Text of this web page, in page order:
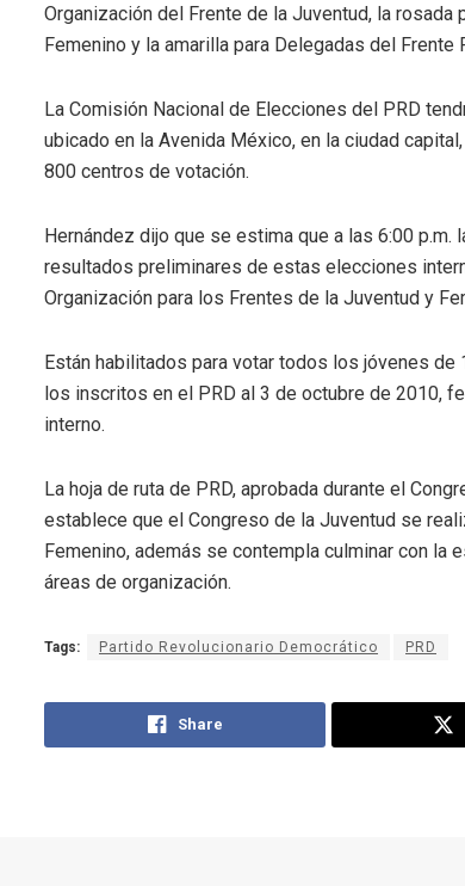
Organización del Frente de la Juventud, la
Femenino y la amarilla para Delegadas del Frente
La Comisión Nacional de Elecciones del PRD
ubicado en la Avenida México, en la ciudad
800 centros de votación.
Hernández dijo que se estima que a las 6:00
resultados preliminares de estas elecciones
Organización para los Frentes de la Juventud y
Están habilitados para votar todos los jóvenes
los inscritos en el PRD al 3 de octubre de 2010,
interno.
La hoja de ruta de PRD, aprobada durante el
establece que el Congreso de la Juventud se
Femenino, además se contempla culminar con
áreas de organización.
Tags: Partido Revolucionario Democrático PRD
Share